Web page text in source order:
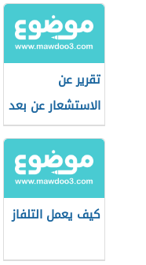
تقرير عن
الاستشعار عن بعد
كيف يعمل التلفاز